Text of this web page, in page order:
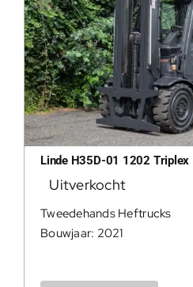
Linde H35D-01 1202 Triplex
Uitverkocht
Tweedehands Heftrucks
Bouwjaar: 2021